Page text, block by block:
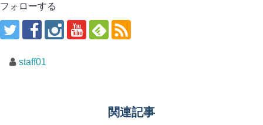
フォローする
staff01
関連記事